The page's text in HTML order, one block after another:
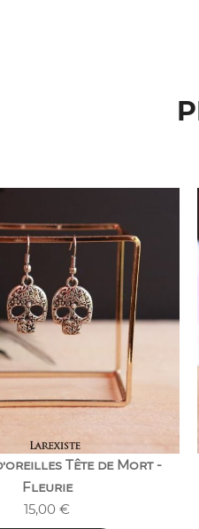
Tête de Mort -
Fleurie
15,00 €